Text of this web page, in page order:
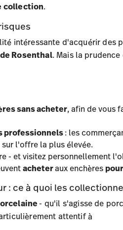
collection.
intéressante d'acquérir
Rosenthal. Mais la
sans acheter, afin de vous
professionnels: les
l'offre la plus élevée.
- et visitez personnellement
acheteraux enchères
: ce à quoi les
- qu'il s'agisse de
attentif à